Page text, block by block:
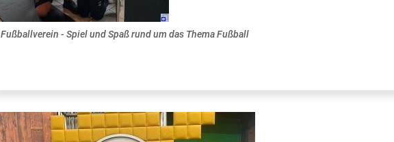
Fußballverein - Spiel und Spaß rund um das Thema Fußball